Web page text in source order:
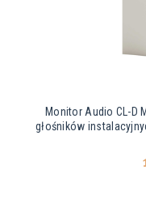
Monitor Audio CL-D
głośników